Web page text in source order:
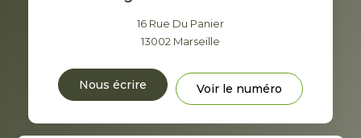
16 Rue Du Panier
13002 Marseille
Nous écrire Voir le numéro